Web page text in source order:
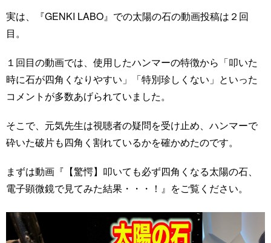
実は、『GENKI LABO』での太陽の石の動画投稿は２回
目。
１回目の動画では、使用したハンマーの特徴から「叩いた
時に石が四角くなりやすい」「特別珍しくない」といった
コメントが多数あげられていました。
そこで、元気先生は視聴者の疑問を受け止め、ハンマーで
砕いた破片も四角く割れているかを確かめたのです。
まずは動画『【驚愕】叩いても必ず四角くなる太陽の石、
電子顕微鏡で見てみた結果・・・！』をご覧ください。